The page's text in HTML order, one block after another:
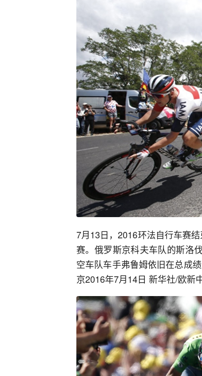
7月13日，2016环法自行车赛
赛。俄罗斯京科夫车队的斯洛
空车队车手弗鲁姆依旧在总成
京2016年7月14日 新华社/欧新